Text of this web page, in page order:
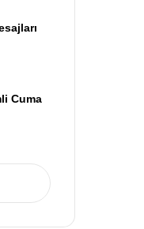
Cuma